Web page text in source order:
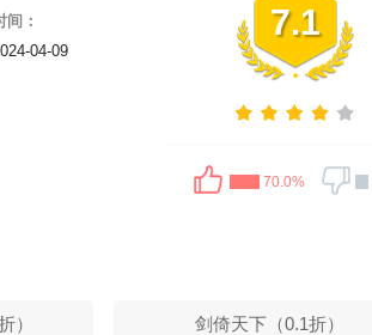
7.1
70.0%
间：
04-09
） 剑倚天下（0.1折）